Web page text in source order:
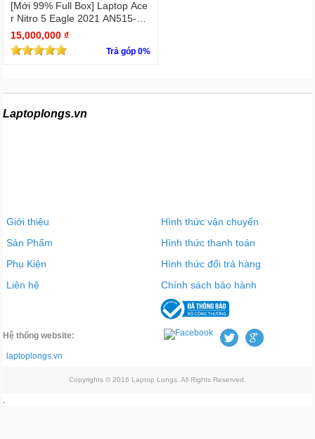
[Mới 99% Full Box] Laptop Ace
r Nitro 5 Eagle 2021 AN515-57
- Intel Core i5 11400H GTX 16
50
15,000,000 ₫
Trả góp 0%
Laptoplongs.vn
Giới thiệu
Sản Phẩm
Phụ Kiện
Liên hệ
Hình thức vận chuyển
Hình thức thanh toán
Hình thức đổi trả hàng
Chính sách bảo hành
Hệ thống website:
laptoplongs.vn
Copyrights © 2016 Laptop Longs. All Rights Reserved.